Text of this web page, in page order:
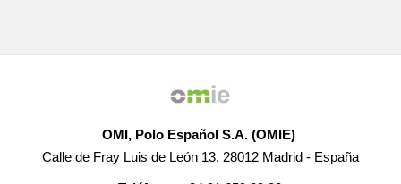
OMI, Polo Español S.A. (OMIE)
Calle de Fray Luis de León 13, 28012 Madrid - España